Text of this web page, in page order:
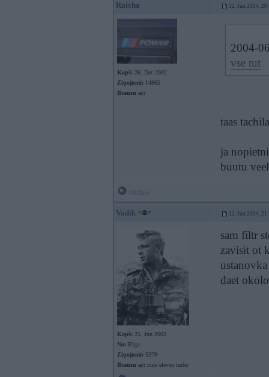
Raicha 12. Jun 2004,
Kopš: 26. Dec 2002
Ziņojumi: 14865
Braucu ar:
2004-
vse tut
taas
ja
buutu
Vadik 12. Jun 2004,
Kopš: 25. Jun 2002
No: Rīga
Ziņojumi: 5279
Braucu ar: nine eleven turbo
sam filtr
zavisit ot
daet